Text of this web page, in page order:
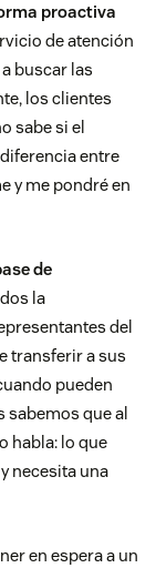
proactiva
de atención
buscar las
los clientes
sabe si el
entre
y me pondré en
de
la
del
transferir a sus
pueden
que al
habla: lo que
necesita una
en espera a un